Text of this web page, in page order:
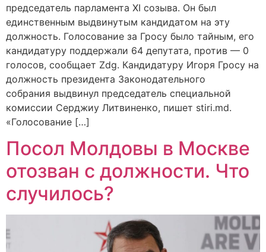
председатель парламента XI созыва. Он был
единственным выдвинутым кандидатом на эту
должность. Голосование за Гросу было тайным, его
кандидатуру поддержали 64 депутата, против — 0
голосов, сообщает Zdg. Кандидатуру Игоря Гросу на
должность президента Законодательного
собрания выдвинул председатель специальной
комиссии Серджиу Литвиненко, пишет stiri.md.
«Голосование […]
Посол Молдовы в Москве
отозван с должности. Что
случилось?